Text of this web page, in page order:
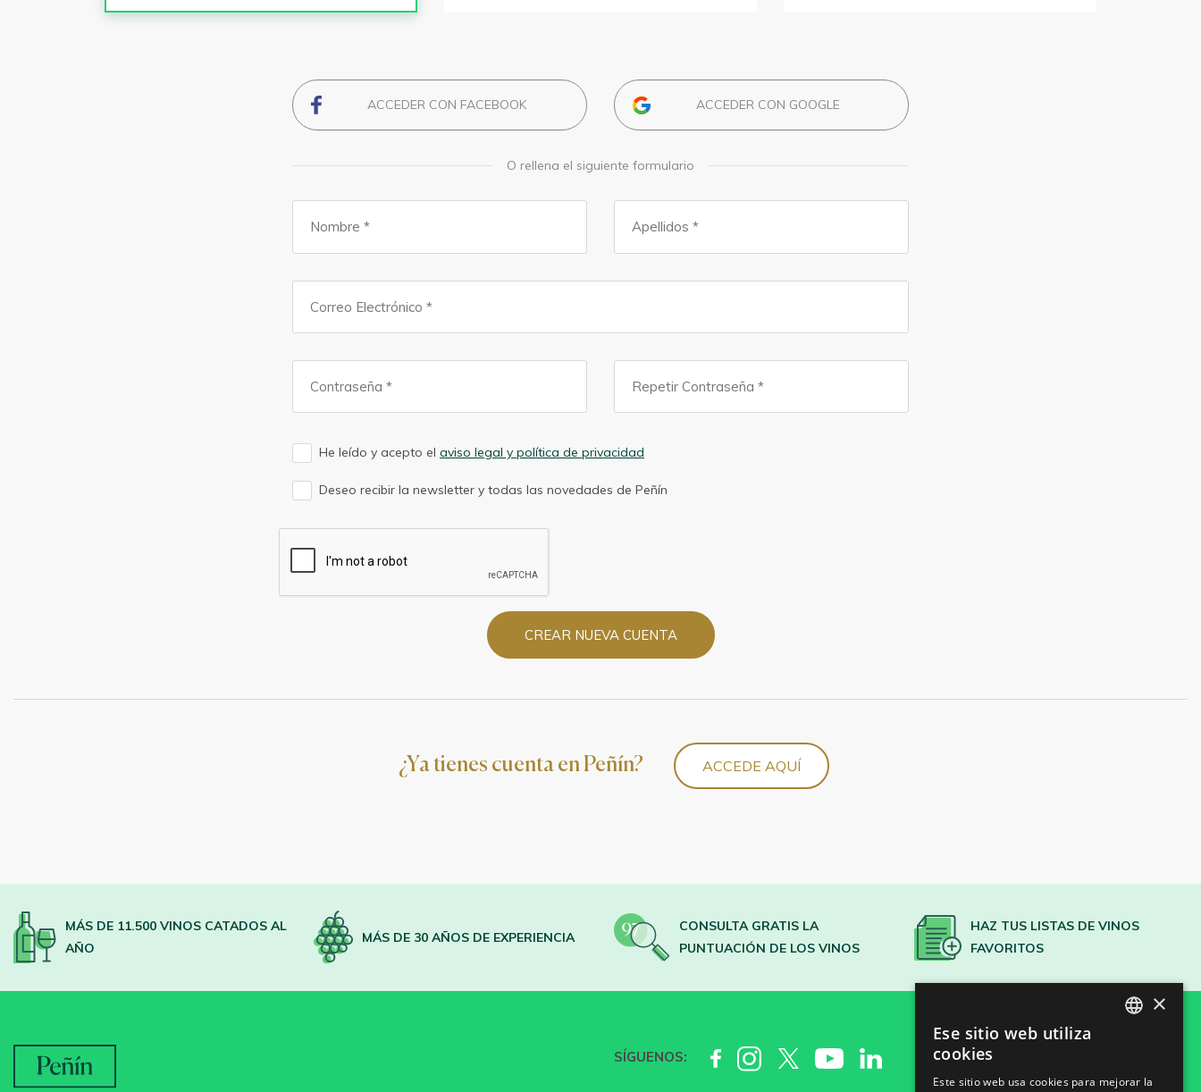
ACCEDER CON FACEBOOK ACCEDER CON GOOGLE
O rellena el siguiente formulario
He leído y acepto el aviso legal y política de privacidad
Deseo recibir la newsletter y todas las novedades de Peñín
CREAR NUEVA CUENTA
¿Ya tienes cuenta en Peñín? ACCEDE AQUÍ
MÁS DE 11.500 VINOS CATADOS AL
AÑO
MÁS DE 30 AÑOS DE EXPERIENCIA
CONSULTA GRATIS LA
PUNTUACIÓN DE LOS VINOS
HAZ TUS LISTAS DE VINOS
FAVORITOS
SÍGUENOS:
×
Ese sitio web utiliza
cookies
Este sitio web usa cookies para mejorar la